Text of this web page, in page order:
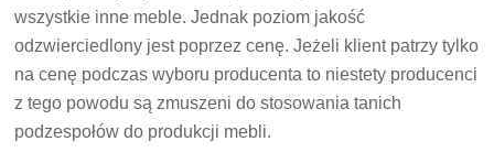
wszystkie inne meble. Jednak poziom jakość
odzwierciedlony jest poprzez cenę. Jeżeli klient patrzy tylko
na cenę podczas wyboru producenta to niestety producenci
z tego powodu są zmuszeni do stosowania tanich
podzespołów do produkcji mebli.